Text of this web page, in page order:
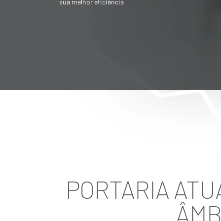
Societária é destinado para quem quer
PORTARIA